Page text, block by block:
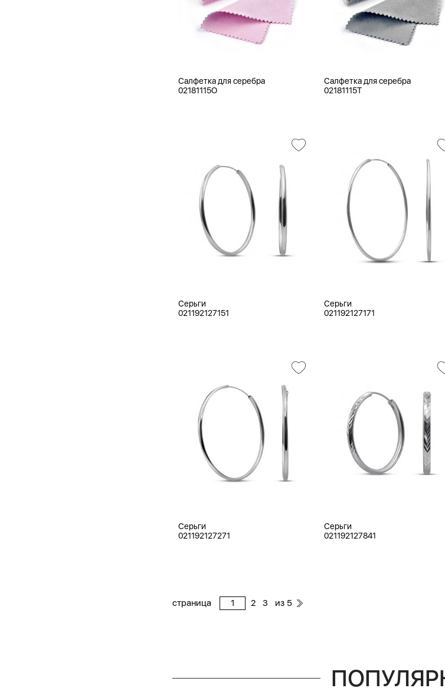
Салфетка для серебра
02181115O
Салфетка для серебра
02181115T
Серьги
021192127151
Серьги
021192127171
Серьги
021192127271
Серьги
021192127841
страница 2 3 из 5